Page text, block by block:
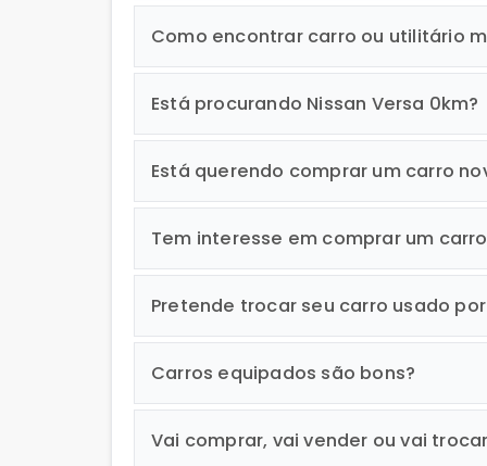
Como encontrar carro ou utilitário
Está procurando Nissan Versa 0km?
Está querendo comprar um carro
Tem interesse em comprar um
Pretende trocar seu carro usado
Carros equipados são bons?
Vai comprar, vai vender ou vai